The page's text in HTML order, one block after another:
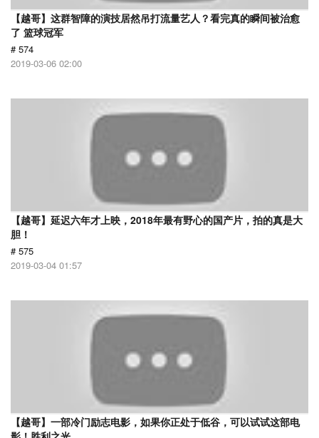
【越哥】这群智障的演技居然吊打流量艺人？看完真的瞬间被治愈
了 篮球冠军
# 574
2019-03-06 02:00
【越哥】延迟六年才上映，2018年最有野心的国产片，拍的真是大
胆！
# 575
2019-03-04 01:57
【越哥】一部冷门励志电影，如果你正处于低谷，可以试试这部电